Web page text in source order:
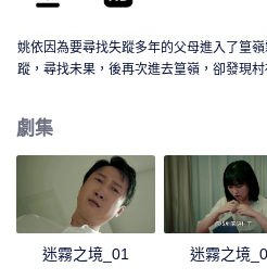
姚依因為要尋找失蹤多年的父母進入了篁
蹤，尋找未果，後再次進去篁嶺，卻發現
劇集
迷霧之境_01 迷霧之境